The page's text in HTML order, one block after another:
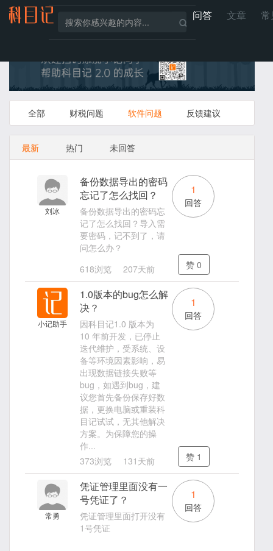
问答 文章 常
全部 财税问题 软件问题 反馈建议
最新 热门 未回答
刘冰
备份数据导出的密码
忘记了怎么找回？
备份数据导出的密码忘
记了怎么找回？导入需
要密码，记不到了，请
问怎么办？
618浏览
207天前
1
回答
赞 0
小记助手
1.0版本的bug怎么解
决？
因科目记1.0 版本为
10 年前开发，已停止
迭代维护，受系统、设
备等环境因素影响，易
出现数据链接失败等
bug，如遇到bug，建
议您首先备份保存好数
据，更换电脑或重装科
目记试试，无其他解决
方案。为保障您的操
作...
373浏览
131天前
1
回答
赞 1
常勇
凭证管理里面没有一
号凭证了？
凭证管理里面打开没有
1号凭证
1
回答